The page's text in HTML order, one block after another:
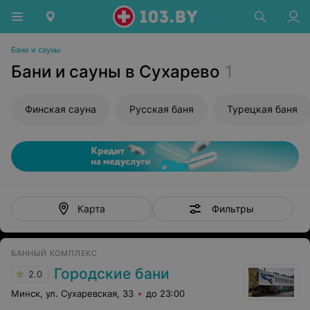
Бани и сауны
Бани и сауны в Сухарево 1
Финская сауна Русская баня Турецкая баня
Карта Фильтры
БАННЫЙ КОМПЛЕКС
2.0 Городские бани
Минск, ул. Сухаревская, 33 до 23:00